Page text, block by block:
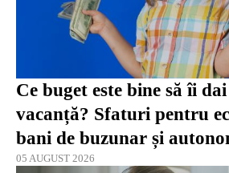
Ce buget este bine să îi
vacanță? Sfaturi pentru
bani de buzunar și
05 AUGUST 2026